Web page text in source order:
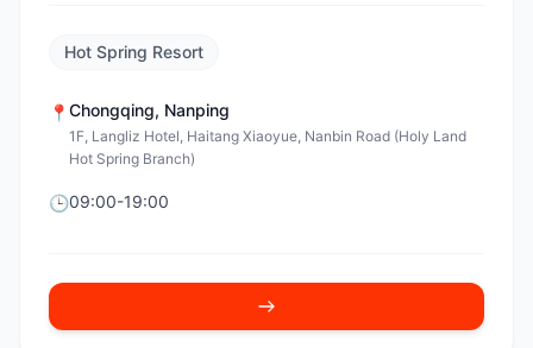
Hot Spring Resort
📍 Chongqing, Nanping
1F, Langliz Hotel, Haitang Xiaoyue, Nanbin Road (Holy Land
Hot Spring Branch)
🕒09:00-19:00